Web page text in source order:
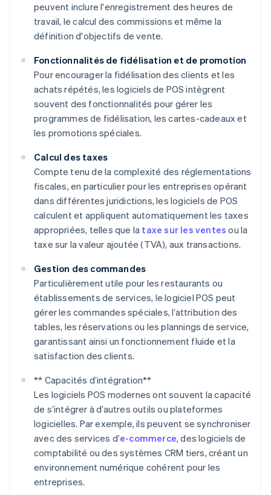
peuvent inclure l'enregistrement des heures de
travail, le calcul des commissions et même la
définition d'objectifs de vente.
Fonctionnalités de fidélisation et de promotion
Pour encourager la fidélisation des clients et les
achats répétés, les logiciels de POS intègrent
souvent des fonctionnalités pour gérer les
programmes de fidélisation, les cartes-cadeaux et
les promotions spéciales.
Calcul des taxes
Compte tenu de la complexité des réglementations
fiscales, en particulier pour les entreprises opérant
dans différentes juridictions, les logiciels de POS
calculent et appliquent automatiquement les taxes
appropriées, telles que la taxe sur les ventes ou la
taxe sur la valeur ajoutée (TVA), aux transactions.
Gestion des commandes
Particulièrement utile pour les restaurants ou
établissements de services, le logiciel POS peut
gérer les commandes spéciales, l’attribution des
tables, les réservations ou les plannings de service,
garantissant ainsi un fonctionnement fluide et la
satisfaction des clients.
** Capacités d’intégration**
Les logiciels POS modernes ont souvent la capacité
de s’intégrer à d’autres outils ou plateformes
logicielles. Par exemple, ils peuvent se synchroniser
avec des services d’e-commerce, des logiciels de
comptabilité ou des systèmes CRM tiers, créant un
environnement numérique cohérent pour les
entreprises.